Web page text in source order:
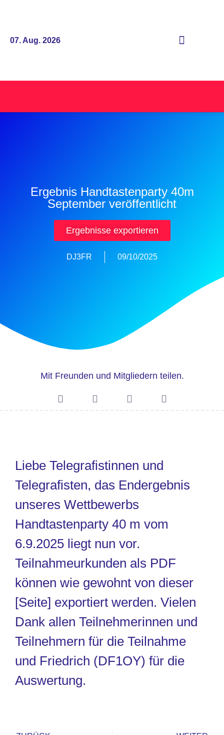
07. Aug. 2026
Ergebnis Handtastenparty 40m
September veröffentlicht
Ergebnisse exportieren
DJ3FR 09/10/2025
Mit Freunden und Mitgliedern teilen.
Liebe Telegrafistinnen und
Telegrafisten, das Endergebnis
unseres Wettbewerbs
Handtastenparty 40 m vom
6.9.2025 liegt nun vor.
Teilnahmeurkunden als PDF
können wie gewohnt von dieser
[Seite] exportiert werden. Vielen
Dank allen Teilnehmerinnen und
Teilnehmern für die Teilnahme
und Friedrich (DF1OY) für die
Auswertung.